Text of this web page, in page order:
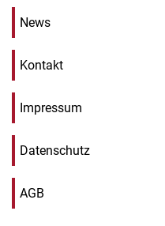
News
Kontakt
Impressum
Datenschutz
AGB